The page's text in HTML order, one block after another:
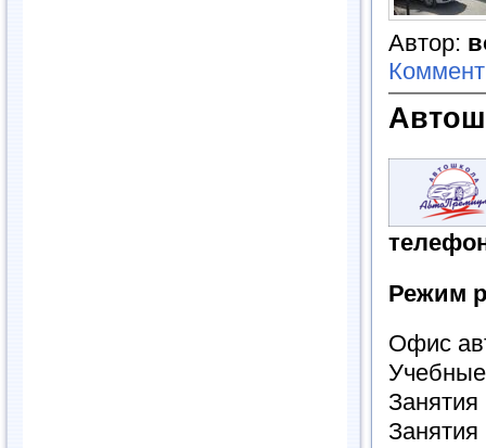
Автор:
Режим
Офис